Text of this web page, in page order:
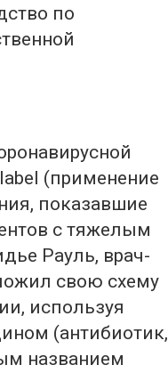
по
(применение
показавшие
с тяжелым
Рауль, врач-
свою схему
используя
(антибиотик,
названием